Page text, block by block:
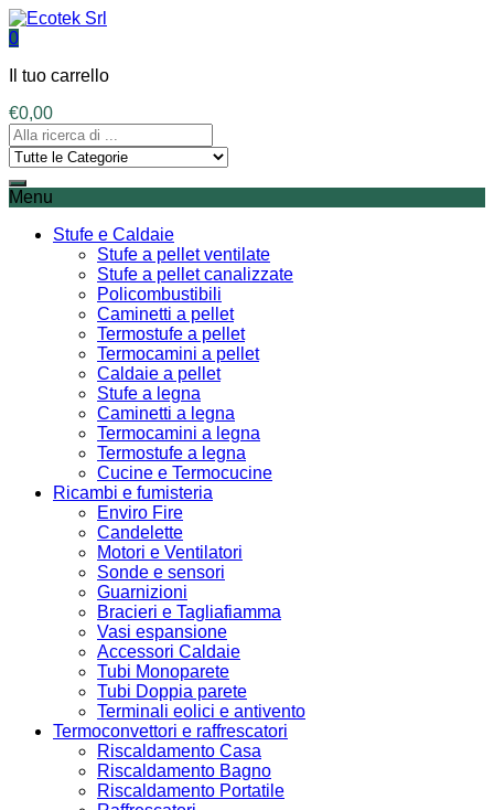
0
Il tuo carrello
€0,00
Menu
Stufe e Caldaie
Stufe a pellet ventilate
Stufe a pellet canalizzate
Policombustibili
Caminetti a pellet
Termostufe a pellet
Termocamini a pellet
Caldaie a pellet
Stufe a legna
Caminetti a legna
Termocamini a legna
Termostufe a legna
Cucine e Termocucine
Ricambi e fumisteria
Enviro Fire
Candelette
Motori e Ventilatori
Sonde e sensori
Guarnizioni
Bracieri e Tagliafiamma
Vasi espansione
Accessori Caldaie
Tubi Monoparete
Tubi Doppia parete
Terminali eolici e antivento
Termoconvettori e raffrescatori
Riscaldamento Casa
Riscaldamento Bagno
Riscaldamento Portatile